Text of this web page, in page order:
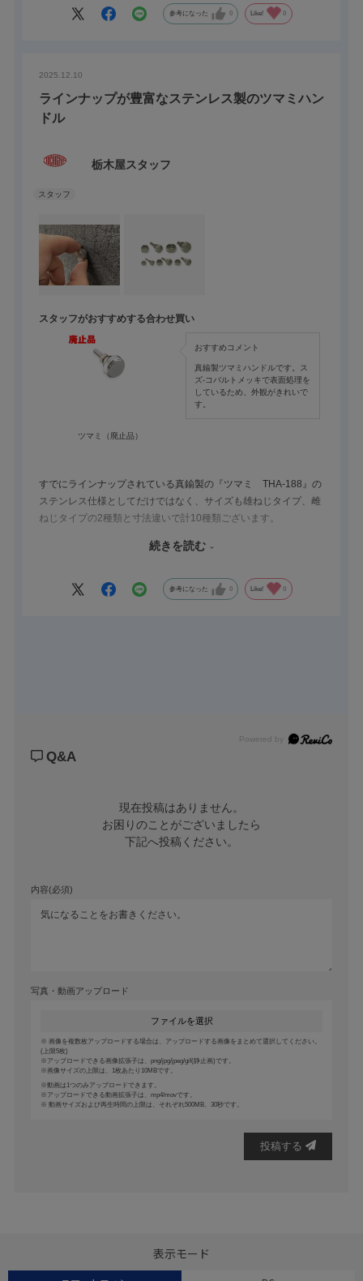
雄ねじ（型番の末尾が『N』）と雌ねじ（型番の末尾が『T』）を
セットで使用することにより、表裏を同じ見た目にもできます。
参考になった 0 Like! 0
2025.12.10
ラインナップが豊富なステンレス製のツマミハン
ドル
栃木屋スタッフ
スタッフがおすすめする合わせ買い
ツマミ（廃止品）
おすすめコメント
真鍮製ツマミハンドルです。ス
ズ-コバルトメッキで表面処理を
しているため、外観がきれいで
す。
すでにラインナップされている真鍮製の『ツマミ THA-188』の
ステンレス仕様としてだけではなく、サイズも雄ねじタイプ、雌
ねじタイプの2種類と寸法違いで計10種類ございます。
見た目はねじのようですが、つまみ部がローレット（表面に施さ
ています。取手としてご使用ください。
続きを読む
参考になった 0 Like! 0
Powered by
Q&A
現在投稿はありません。
お困りのことがございましたら
下記へ投稿ください。
内容(必須)
写真・動画アップロード
ファイルを選択
画像を複数枚アップロードする場合は、アップロードする画像をまとめて選択してください。
(上限5枚)
アップロードできる画像拡張子は、png/jpg/jpeg/gif(静止画)です。
画像サイズの上限は、1枚あたり10MBです。
動画は1つのみアップロードできます。
アップロードできる動画拡張子は、mp4/movです。
動画サイズおよび再生時間の上限は、それぞれ500MB、30秒です。
投稿する
表示モード